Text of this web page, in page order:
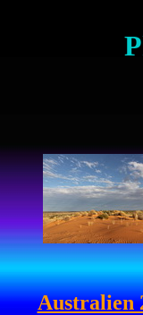
Australien